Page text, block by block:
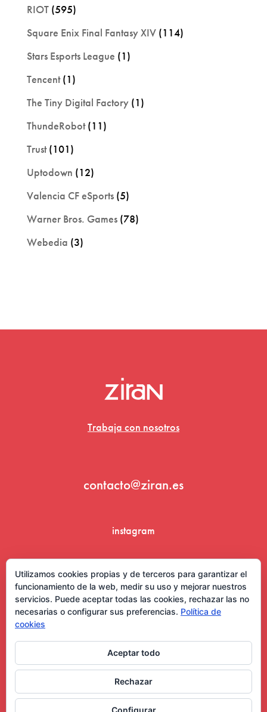
RIOT(595)
Square Enix Final Fantasy XIV(114)
Stars Esports League (1)
Tencent(1)
The Tiny Digital Factory(1)
ThundeRobot(11)
Trust(101)
Uptodown (12)
Valencia CF eSports(5)
Warner Bros. Games(78)
Webedia (3)
Trabaja con nosotros
contacto@ziran.es
instagram
Aviso Legal y Condiciones de Uso
Utilizamos cookies propias y de terceros para garantizar el
funcionamiento de la web, medir su uso y mejorar nuestros
servicios. Puede aceptar todas las cookies, rechazar las no
necesarias o configurar sus preferencias. Política de
cookies
Aceptar todo
Rechazar
Configurar